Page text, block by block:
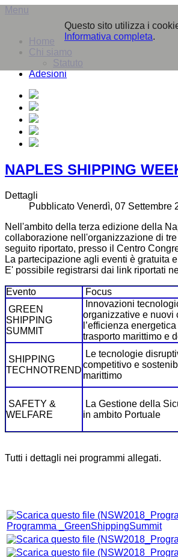
Questo sito utilizza i
Informativa completa.
Menu
Home
Chi siamo
Statuto
Adesioni
NAPLES SHIPPING
Dettagli
Pubblicato Venerdì, 07 Settembre
Nell'ambito della terza edizione della
collaborazione nell'organizzazione di
seguito riportato, presso il Centro
La partecipazione agli eventi è gratuita
E' possibile registrarsi dai link riportati
Evento Focus
GREEN
SHIPPING
SUMMIT
Innovazioni
organizzative e nuovi
l’efficienza
trasporto marittimo e
SHIPPING
TECHNOTREND
Le tecnologie
competitivo e
marittimo
SAFETY &
WELFARE
La Gestione della
in ambito Portuale
Tutti i dettagli nei programmi allegati.
Programma _GreenShippingSummit